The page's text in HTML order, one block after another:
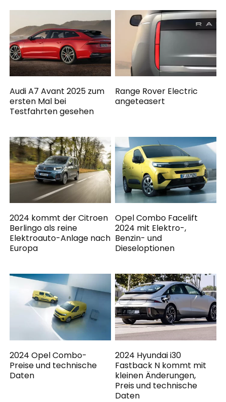
Audi A7 Avant 2025 zum
ersten Mal bei
Testfahrten gesehen
Range Rover Electric
angeteasert
2024 kommt der Citroen
Berlingo als reine
Elektroauto-Anlage nach
Europa
Opel Combo Facelift
2024 mit Elektro-,
Benzin- und
Dieseloptionen
2024 Opel Combo-
Preise und technische
Daten
2024 Hyundai i30
Fastback N kommt mit
kleinen Änderungen,
Preis und technische
Daten